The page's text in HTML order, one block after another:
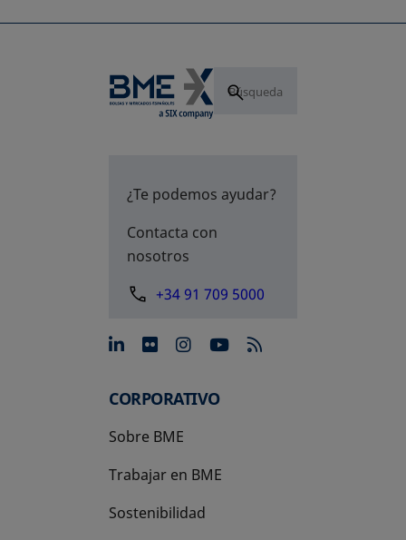
¿Te podemos ayudar?
Contacta con
nosotros
+34 91 709 5000
se abre en una pestaña
se abre en una pestaña
se abre en una
se abre en una
CORPORATIVO
Sobre BME
Trabajar en BME
Sostenibilidad